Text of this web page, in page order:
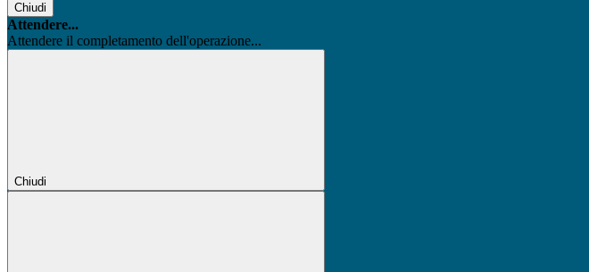
Chiudi
Attendere...
Attendere il completamento dell'operazione...
Chiudi